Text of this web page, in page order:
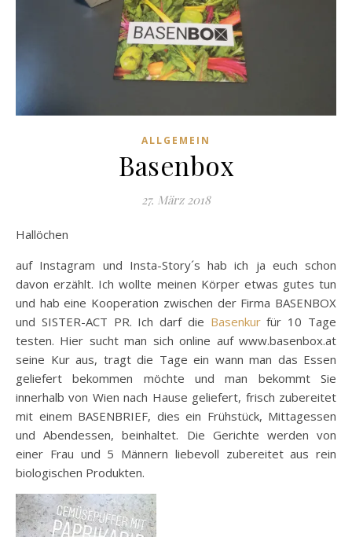
ALLGEMEIN
Basenbox
27. März 2018
Hallöchen
auf Instagram und Insta-Story´s hab ich ja euch schon
davon erzählt. Ich wollte meinen Körper etwas gutes tun
und hab eine Kooperation zwischen der Firma BASENBOX
und SISTER-ACT PR. Ich darf die Basenkurfür 10 Tage
testen. Hier sucht man sich online auf www.basenbox.at
seine Kur aus, tragt die Tage ein wann man das Essen
geliefert bekommen möchte und man bekommt Sie
innerhalb von Wien nach Hause geliefert, frisch zubereitet
mit einem BASENBRIEF, dies ein Frühstück, Mittagessen
und Abendessen, beinhaltet. Die Gerichte werden von
einer Frau und 5 Männern liebevoll zubereitet aus rein
biologischen Produkten.